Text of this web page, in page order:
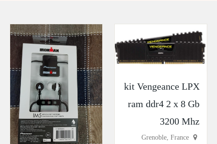
kit Vengeance LPX
ram ddr4 2 x 8 Gb
3200 Mhz